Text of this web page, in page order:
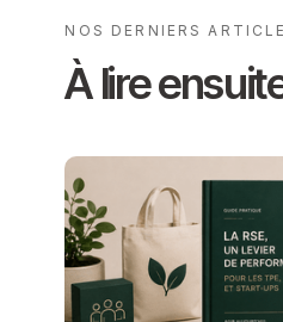
NOS DERNIERS
À lire